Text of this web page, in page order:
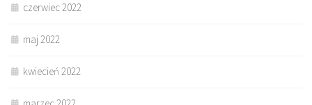
czerwiec 2022
maj 2022
kwiecień 2022